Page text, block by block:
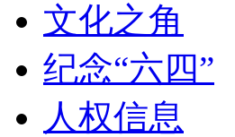
文化之角
纪念“六四”
人权信息